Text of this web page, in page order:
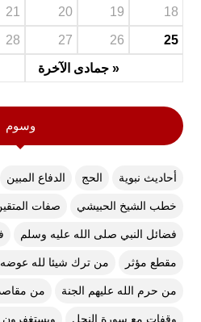
« جمادى الآخرة
18
19
20
21
25
26
27
28
وسوم
أحاديث نبوية الحج الدفاع المبين
خطب الشيخ الحبيشي صفات
فضائل النبي صلى الله عليه وسلم
مقطع مؤثر من ترك شيئا لله عوضه
من حرم الله عليهم الجنة من
وقفات مع سورة النحل ويستغفرون